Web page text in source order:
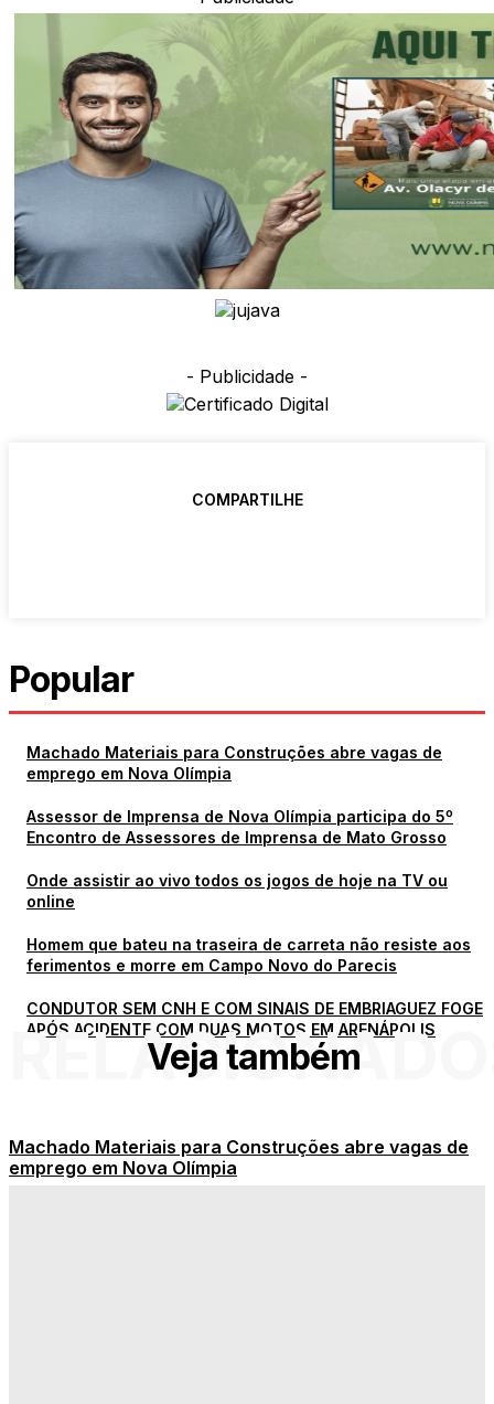
- Publicidade -
COMPARTILHE
Popular
Machado Materiais para Construções abre vagas de
emprego em Nova Olímpia
Assessor de Imprensa de Nova Olímpia participa do 5º
Encontro de Assessores de Imprensa de Mato Grosso
Onde assistir ao vivo todos os jogos de hoje na TV ou
online
Homem que bateu na traseira de carreta não resiste aos
ferimentos e morre em Campo Novo do Parecis
CONDUTOR SEM CNH E COM SINAIS DE EMBRIAGUEZ FOGE
APÓS ACIDENTE COM DUAS MOTOS EM ARENÁPOLIS
Veja também
Machado Materiais para Construções abre vagas de
emprego em Nova Olímpia